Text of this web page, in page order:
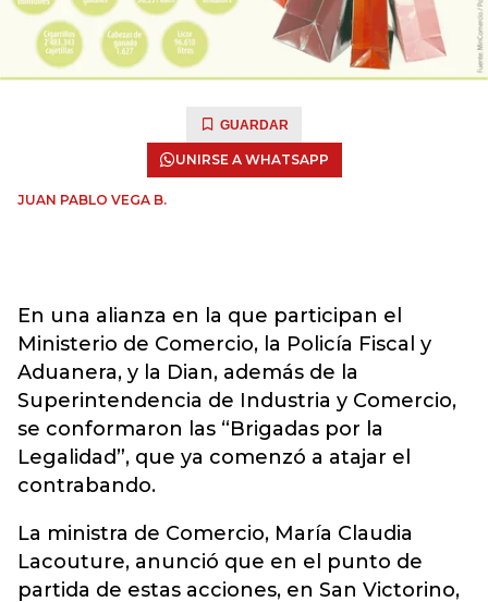
GUARDAR
UNIRSE A WHATSAPP
JUAN PABLO VEGA B.
En una alianza en la que participan el
Ministerio de Comercio, la Policía Fiscal y
Aduanera, y la Dian, además de la
Superintendencia de Industria y Comercio,
se conformaron las “Brigadas por la
Legalidad”, que ya comenzó a atajar el
contrabando.
La ministra de Comercio, María Claudia
Lacouture, anunció que en el punto de
partida de estas acciones, en San Victorino,